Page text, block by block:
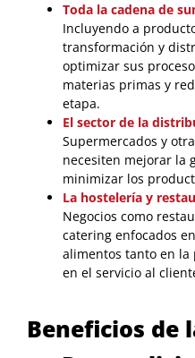
Toda la cadena de
Incluyendo a
transformación y
optimizar sus
materias primas y
etapa.
El sector de la
Supermercados y
necesiten mejorar la
minimizar los
La hostelería y
Negocios como
catering enfocados
alimentos tanto en la
en el servicio al
Beneficios de